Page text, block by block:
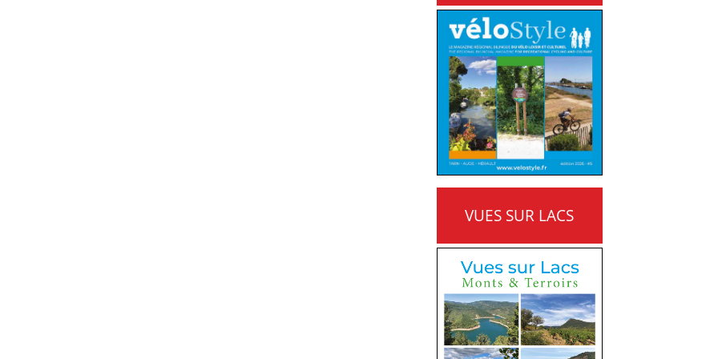
VUES SUR LACS
MONTS ET TERROIRS